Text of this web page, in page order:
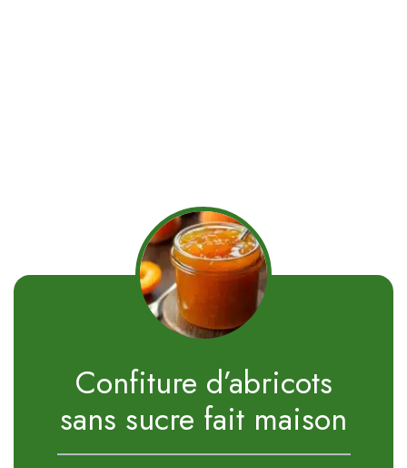
Confiture d’abricots
sans sucre fait maison